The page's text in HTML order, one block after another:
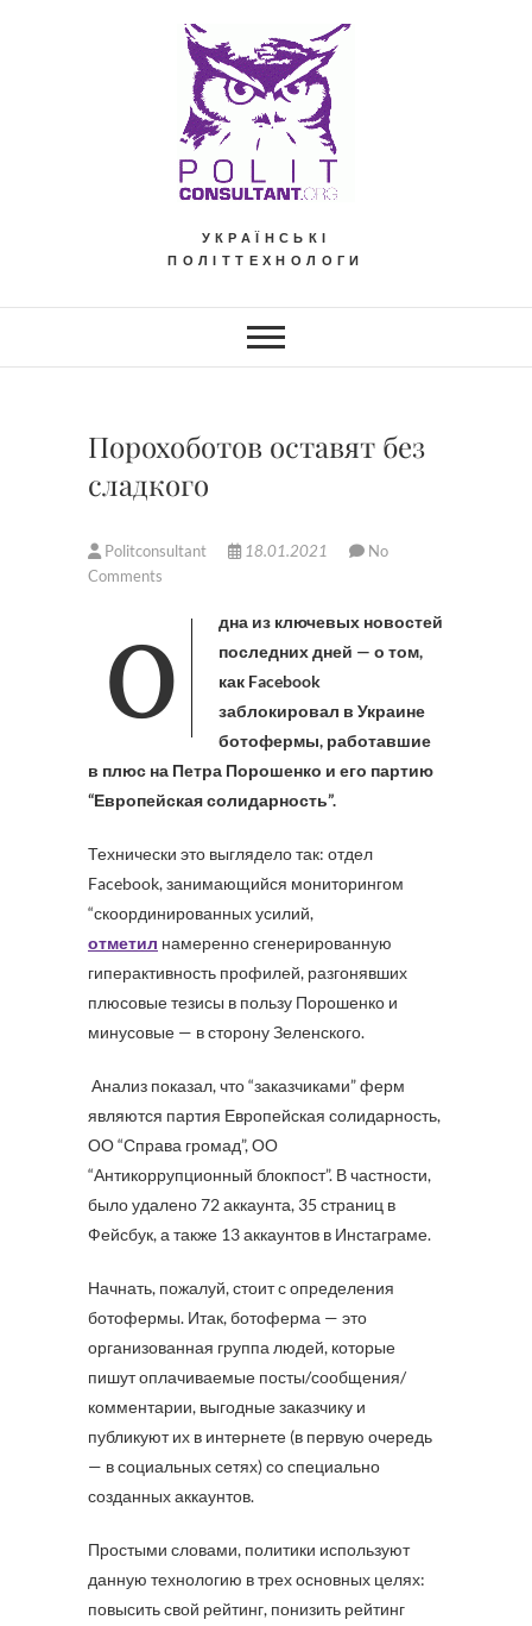
УКРАЇНСЬКІ
ПОЛІТТЕХНОЛОГИ
Порохоботов оставят без
сладкого
Politconsultant 18.01.2021
No
Comments
Одна из ключевых новостей
последних дней — о том,
как Facebook
заблокировал в Украине
ботофермы, работавшие
в плюс на Петра Порошенко и его партию
“Европейская солидарность”.
Технически это выглядело так: отдел
Facebook, занимающийся мониторингом
“скоординированных усилий,
отметил намеренно сгенерированную
гиперактивность профилей, разгонявших
плюсовые тезисы в пользу Порошенко и
минусовые — в сторону Зеленского.
Анализ показал, что “заказчиками” ферм
являются партия Европейская солидарность,
ОО “Справа громад”, ОО
“Антикоррупционный блокпост”. В частности,
было удалено 72 аккаунта, 35 страниц в
Фейсбук, а также 13 аккаунтов в Инстаграме.
Начнать, пожалуй, стоит с определения
ботофермы. Итак, ботоферма — это
организованная группа людей, которые
пишут оплачиваемые посты/сообщения/
комментарии, выгодные заказчику и
публикуют их в интернете (в первую очередь
— в социальных сетях) со специально
созданных аккаунтов.
Простыми словами, политики используют
данную технологию в трех основных целях:
повысить свой рейтинг, понизить рейтинг